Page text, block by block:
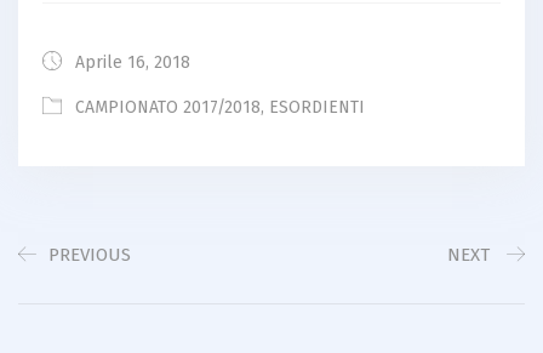
Aprile 16, 2018
CAMPIONATO 2017/2018, ESORDIENTI
PREVIOUS NEXT